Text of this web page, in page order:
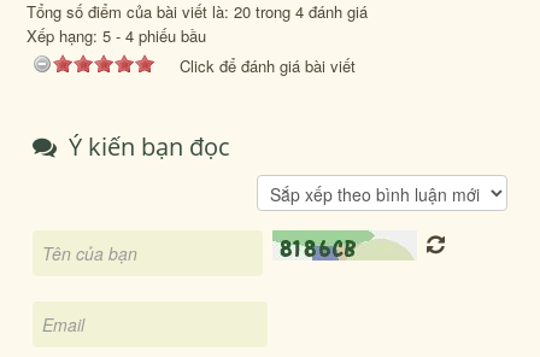
Tổng số điểm của bài viết là: 20 trong 4 đánh giá
Xếp hạng:5 -4 phiếu bầu
Click để đánh giá bài viết
Ý kiến bạn đọc